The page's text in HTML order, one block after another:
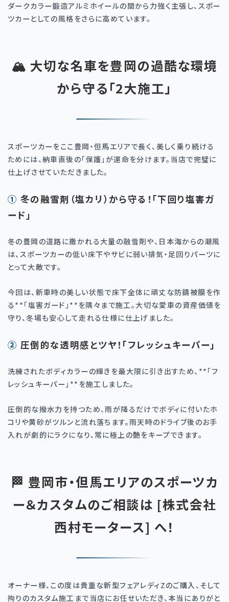
ダークカラー鍛造アルミホイールの間から力強く主張し、スポー
ツカーとしての風格をさらに高めています。
🏔️ 大切な名車を豊岡の過酷な環境
から守る「2大施工」
スポーツカーをここ豊岡・但馬エリアで長く、美しく乗り続ける
ためには、納車直後の「保護」が運命を分けます。当店で完璧に
仕上げさせていただきました。
① 冬の融雪剤（塩カリ）から守る！「下回り塩害ガ
ード」
冬の豊岡の道路に撒かれる大量の融雪剤や、日本海からの潮風
は、スポーツカーの低い床下やサビに弱い排気・足回りパーツに
とって大敵です。
今回は、新車時の美しい状態で床下全体に頑丈な防錆被膜を作
る ** 「塩害ガード」 **を隅々まで施工。大切な愛車の資産価値を
守り、冬場も安心して走れる仕様に仕上げました。
② 圧倒的な透明感とツヤ！「フレッシュキーパー」
洗練されたボディカラーの輝きを最大限に引き出すため、 ** 「フ
レッシュキーパー」 ** を施工しました。
圧倒的な撥水力を持つため、雨が降るだけでボディに付いたホ
コリや黄砂がツルンと流れ落ちます。雨天時のドライブ後のお手
入れが劇的にラクになり、常に極上の艶をキープできます。
🏁 豊岡市・但馬エリアのスポーツカ
ー＆カスタムのご相談は [株式会社
西村モータース] へ！
オーナー様、この度は貴重な新型フェアレディ Zのご購入、そして
拘りのカスタム施工まで当店にお任せいただき、本当にありがと